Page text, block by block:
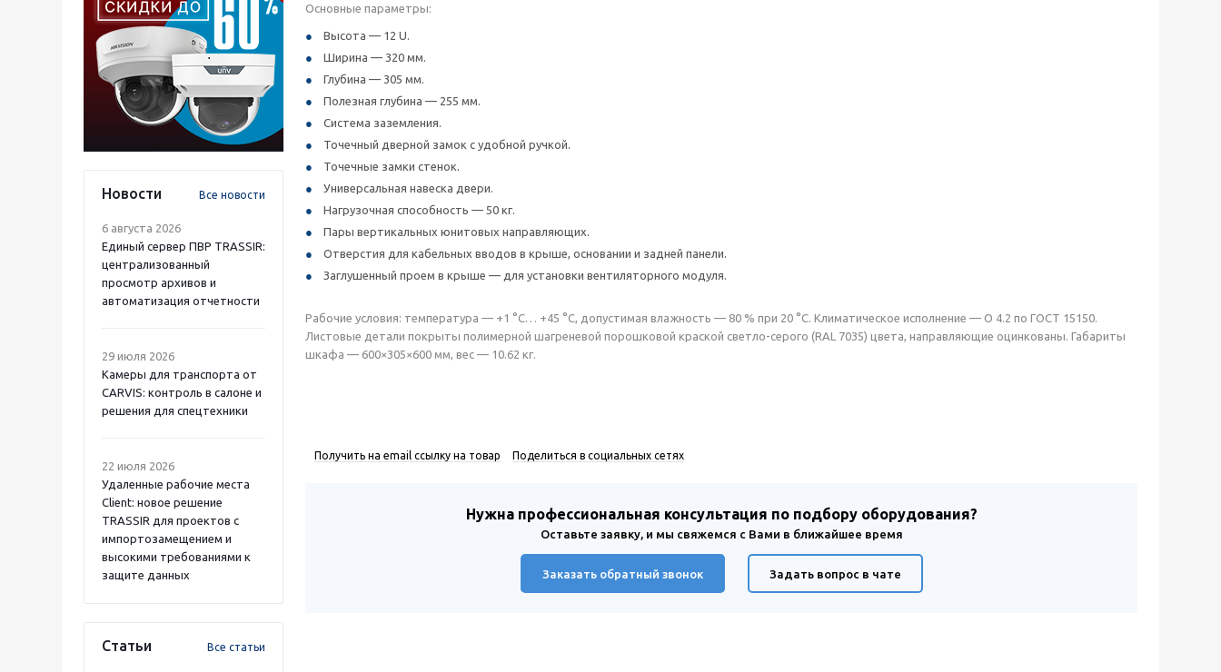
Новости Все новости
6 августа 2026
Единый сервер ПВР TRASSIR:
централизованный
просмотр архивов и
автоматизация отчетности
29 июля 2026
Камеры для транспорта от
CARVIS: контроль в салоне и
решения для спецтехники
22 июля 2026
Удаленные рабочие места
Client: новое решение
TRASSIR для проектов с
импортозамещением и
высокими требованиями к
защите данных
Статьи Все статьи
Основные параметры:
Высота — 12 U.
Ширина — 320 мм.
Глубина — 305 мм.
Полезная глубина — 255 мм.
Система заземления.
Точечный дверной замок с удобной ручкой.
Точечные замки стенок.
Универсальная навеска двери.
Нагрузочная способность — 50 кг.
Пары вертикальных юнитовых направляющих.
Отверстия для кабельных вводов в крыше, основании и задней панели.
Заглушенный проем в крыше — для установки вентиляторного модуля.
Рабочие условия: температура — +1 °C… +45 °C, допустимая влажность — 80 % при 20 °C. Климатическое исполнение — О 4.2 по ГОСТ 15150.
Листовые детали покрыты полимерной шагреневой порошковой краской светло-серого (RAL 7035) цвета, направляющие оцинкованы. Габариты
шкафа — 600×305×600 мм, вес — 10.62 кг.
Получить на email ссылку на товар Поделиться в социальных сетях
Нужна профессиональная консультация по подбору оборудования?
Оставьте заявку, и мы свяжемся с Вами в ближайшее время
Заказать обратный звонок Задать вопрос в чате